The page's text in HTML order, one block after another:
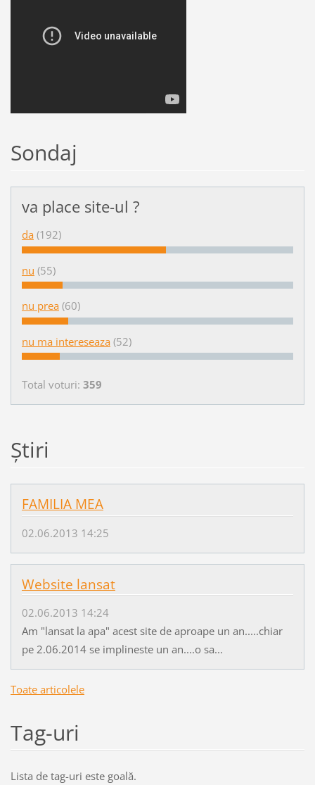
Sondaj
va place site-ul ?
da (192)
nu (55)
nu prea (60)
nu ma intereseaza (52)
Total voturi: 359
Ştiri
FAMILIA MEA
02.06.2013 14:25
Website lansat
02.06.2013 14:24
Am "lansat la apa" acest site de aproape un an.....chiar
pe 2.06.2014 se implineste un an....o sa...
Toate articolele
Tag-uri
Lista de tag-uri este goală.